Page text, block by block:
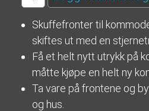
Skuffefronter til
skiftes ut med en
Få et helt nytt utrykk på
måtte kjøpe en helt ny
Ta vare på frontene og
og hus.